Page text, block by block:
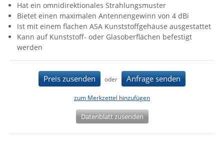
HW group
Icron
IEC Lock
Kramer Electronics
LigoWave
Hat ein omnidirektionales Strahlungsmuster
Bietet einen maximalen Antennengewinn von 4 dBi
Ist mit einem flachen ASA Kunststoffgehäuse ausgestattet
Kann auf Kunststoff- oder Glasoberflächen befestigt
werden
Preis zusenden oder Anfrage senden
zum Merkzettel hinzufügen
Datenblatt zusenden